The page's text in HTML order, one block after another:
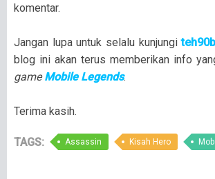
komentar.
Jangan lupa untuk selalu kunjungi
blog ini akan terus memberikan info
gameMobile Legends.
Terima kasih.
TAGS: Assassin Kisah Hero